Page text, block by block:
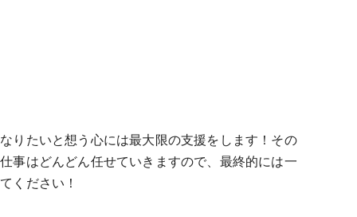
りたいと想う心には最大限の支援をします！その
事はどんどん任せていきますので、最終的には一
ください！